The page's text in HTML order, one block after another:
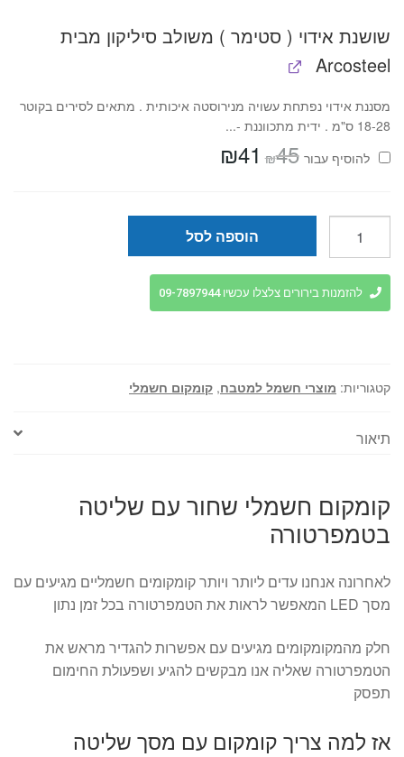
שושנת אידוי ( סטימר ) משולב סיליקון מבית
Arcosteel
מסננת אידוי נפתחת עשויה מנירוסטה איכותית . מתאים לסירים בקוטר
18-28 ס"מ . ידית מתכווננת -...
להוסיף⁦⁩ עבור
₪45 המחיר
המקורי
₪41
קומקום
חשמלי
שחור
בטמפרטורה
הוספה לסל
להזמנות בירורים צלצלו עכשיו 09-7897944
קטגוריות: מוצרי חשמל למטבח, קומקום חשמלי
תיאור
קומקום חשמלי שחור עם שליטה
בטמפרטורה
לאחרונה אנחנו עדים ליותר ויותר קומקומים חשמליים מגיעים עם
מסך LED המאפשר לראות את הטמפרטורה בכל זמן נתון
חלק מהמקומקומים מגיעים עם אפשרות להגדיר מראש את
הטמפרטורה שאליה אנו מבקשים להגיע ושפעולת החימום
תפסק
אז למה צריך קומקום עם מסך שליטה